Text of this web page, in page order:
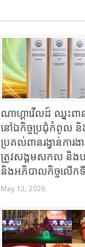
ណាហ្គាវើលដ៍ ឈ្នះពា
នៅឯកិច្ចប្រជុំកំពូល និ
ប្រគល់ពានរង្វាន់ការ
ត្រូវសង្គមសកល និងប
និងអភិបាលកិច្ចលើក
May 12, 2026